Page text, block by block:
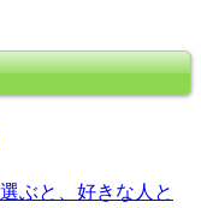
ぶと、好きな人と